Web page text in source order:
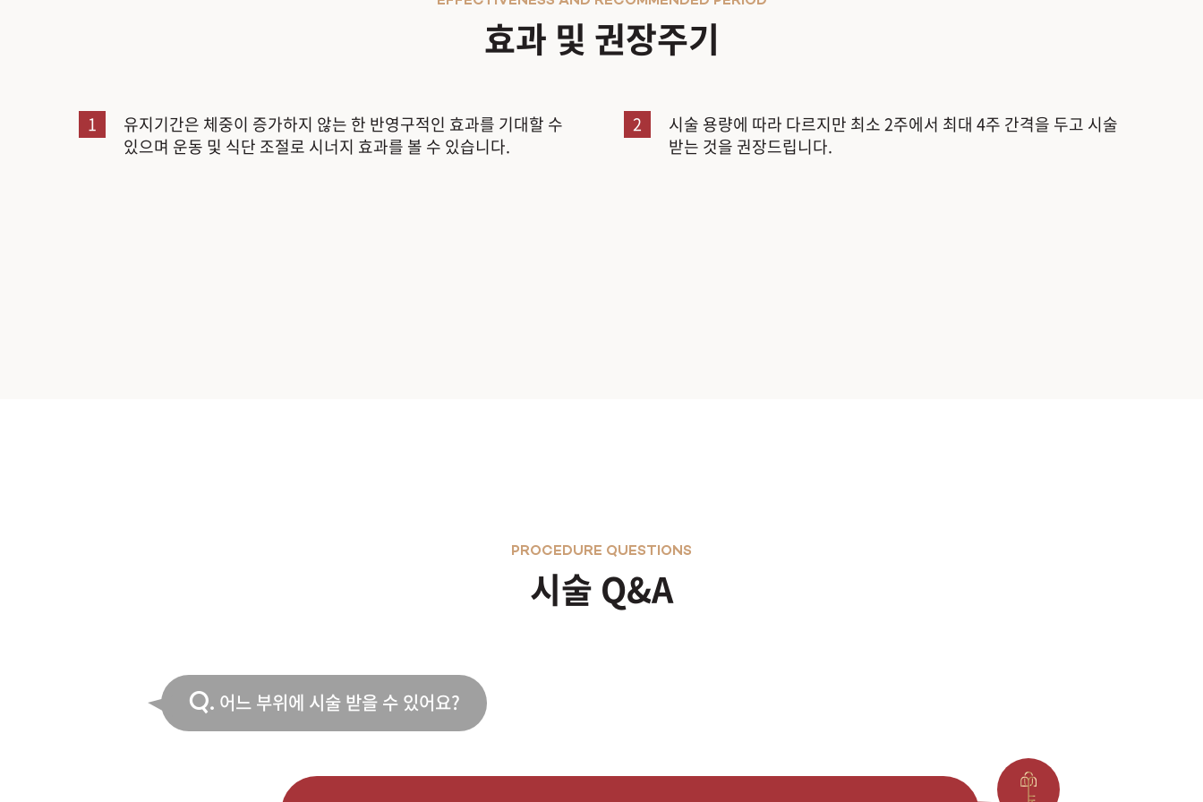
효과 및 권장주기
1
유지기간은 체중이 증가하지 않는 한 반영구적인 효과를 기대할 수
있으며 운동 및 식단 조절로 시너지 효과를 볼 수 있습니다.
2
시술 용량에 따라 다르지만 최소 2주에서 최대 4주 간격을 두고 시술
받는 것을 권장드립니다.
시술 Q&A
PROCEDURE QUESTIONS
Q. 어느 부위에 시술 받을 수 있어요?